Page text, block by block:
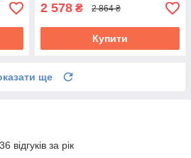
2 578 ₴ 2 864 ₴
Купити
ще
відгуків за рік